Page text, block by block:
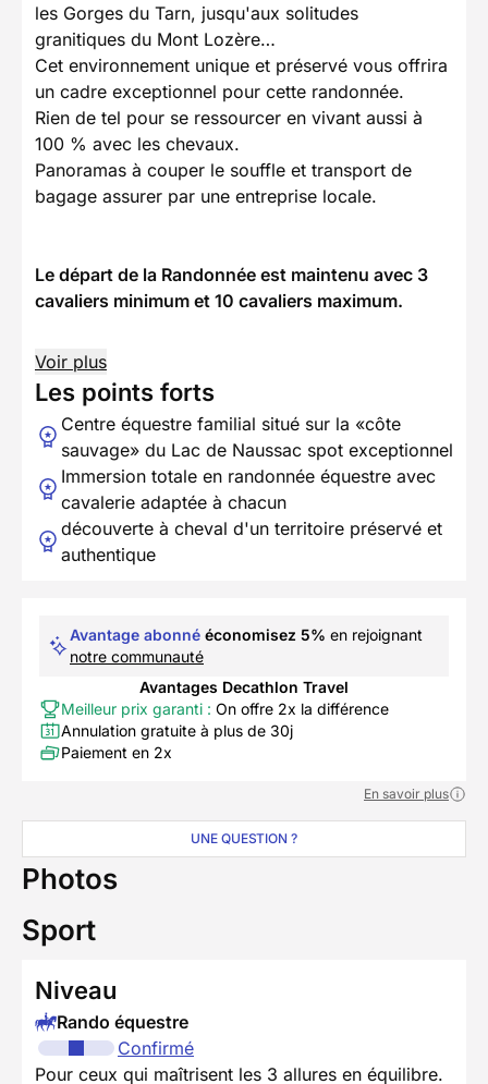
les Gorges du Tarn, jusqu'aux solitudes
granitiques du Mont Lozère…
Cet environnement unique et préservé vous offrira
un cadre exceptionnel pour cette randonnée.
Rien de tel pour se ressourcer en vivant aussi à
100 % avec les chevaux.
Panoramas à couper le souffle et transport de
bagage assurer par une entreprise locale.
Le départ de la Randonnée est maintenu avec 3
cavaliers minimum et 10 cavaliers maximum.
Voir plus
Les points forts
Centre équestre familial situé sur la «côte
sauvage» du Lac de Naussac spot exceptionnel
Immersion totale en randonnée équestre avec
cavalerie adaptée à chacun
découverte à cheval d'un territoire préservé et
authentique
Avantage abonné économisez 5% en rejoignant
notre communauté
Avantages Decathlon Travel
Meilleur prix garanti : On offre 2x la différence
Annulation gratuite à plus de 30j
Paiement en 2x
En savoir plus
UNE QUESTION ?
Photos
Sport
Niveau
Rando équestre
Confirmé
Pour ceux qui maîtrisent les 3 allures en équilibre.